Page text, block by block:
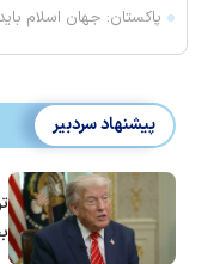
پاکستان: جهان اسلام
پیشنهاد سردبیر